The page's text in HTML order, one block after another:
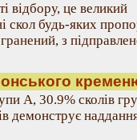
відбору, це великий
скол будь-яких
з
А, 30.9% сколів
демонструє